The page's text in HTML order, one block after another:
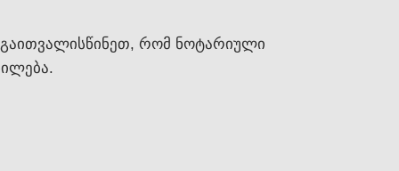
გაითვალისწინეთ, რომ ნოტარიული